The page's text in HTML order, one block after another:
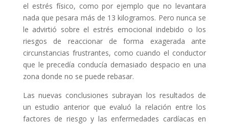
el estrés físico, como por ejemplo que no levantara
nada que pesara más de 13 kilogramos. Pero nunca se
le advirtió sobre el estrés emocional indebido o los
riesgos de reaccionar de forma exagerada ante
circunstancias frustrantes, como cuando el conductor
que le precedía conducía demasiado despacio en una
zona donde no se puede rebasar.
Las nuevas conclusiones subrayan los resultados de
un estudio anterior que evaluó la relación entre los
factores de riesgo y las enfermedades cardíacas en